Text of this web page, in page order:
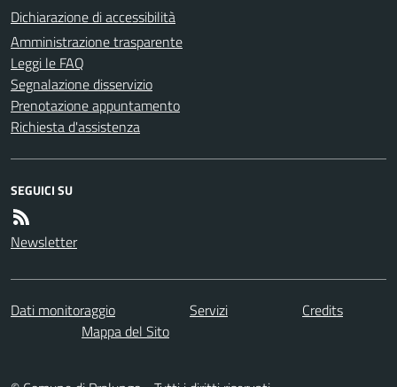
Dichiarazione di accessibilità
Amministrazione trasparente
Leggi le FAQ
Segnalazione disservizio
Prenotazione appuntamento
Richiesta d'assistenza
SEGUICI SU
Newsletter
Dati monitoraggio Servizi
Credits
Mappa del Sito